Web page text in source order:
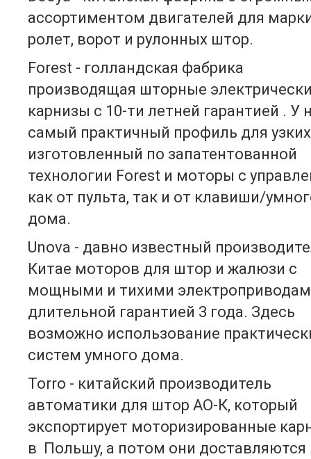
ассортиментом двигателей для
ролет, ворот и рулонных штор.
Forest - голландская фабрика
производящая шторные
карнизы с 10-ти летней гарантией . У
самый практичный профиль для
изготовленный по запатентованной
технологии Forest и моторы с
как от пульта, так и от клавиши/
дома.
Unova - давно известный
Китае моторов для штор и жалюзи с
мощными и тихими
длительной гарантией 3 года. Здесь
возможно использование
систем умного дома.
Torro - китайский производитель
автоматики для штор АО-К, который
экспортирует моторизированные
в Польшу, а потом они доставляются